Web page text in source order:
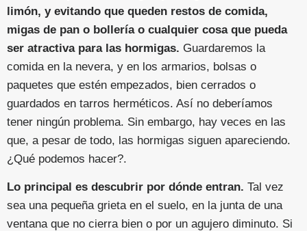
limón, y evitando que queden restos de comida,
migas de pan o bollería o cualquier cosa que pueda
ser atractiva para las hormigas. Guardaremos la
comida en la nevera, y en los armarios, bolsas o
paquetes que estén empezados, bien cerrados o
guardados en tarros herméticos. Así no deberíamos
tener ningún problema. Sin embargo, hay veces en las
que, a pesar de todo, las hormigas siguen apareciendo.
¿Qué podemos hacer?.
Lo principal es descubrir por dónde entran. Tal vez
sea una pequeña grieta en el suelo, en la junta de una
ventana que no cierra bien o por un agujero diminuto. Si